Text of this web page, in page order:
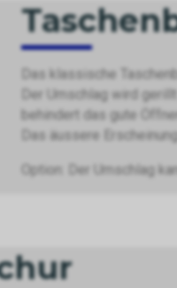
Das klassische
Der Umschlag wird
behindert das gute
Das äussere
Option: Der Umschlag